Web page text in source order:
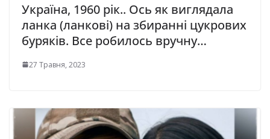
Україна, 1960 рік.. Ось як виглядала
ланка (ланкові) на збиранні цукрових
буряків. Все робилось вручну…
27 Травня, 2023